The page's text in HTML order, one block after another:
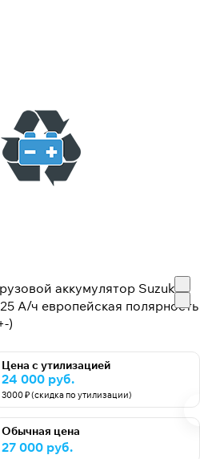
аккумулятор Suzuki -
А/ч европейская полярность
)
Цена с утилизацией
24 000 руб.
3000 ₽ (скидка по утилизации)
Обычная цена
27 000 руб.